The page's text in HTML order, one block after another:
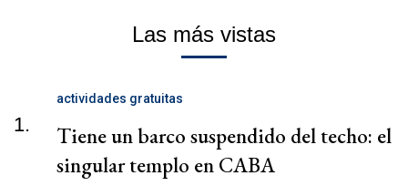
Las más vistas
1.
actividades gratuitas
Tiene un barco suspendido del techo: el
singular templo en CABA